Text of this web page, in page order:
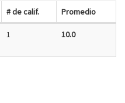
# de calif. Promedio
1 10.0